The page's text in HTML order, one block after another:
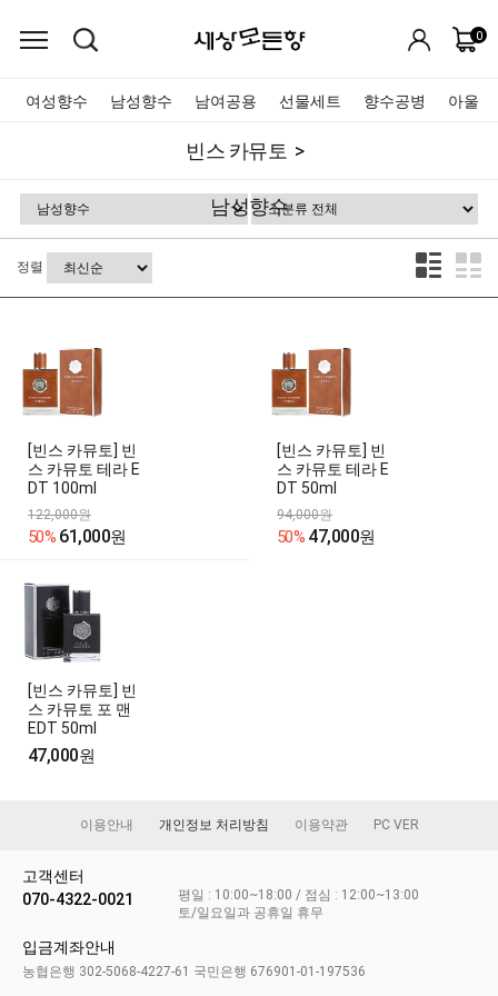
0
여성향수 남성향수 남여공용 선물세트 향수공병 아울렛
빈스 카뮤토
남성향수
정렬
[빈스 카뮤토] 빈
스 카뮤토 테라 E
DT 100ml
122,000원
50% 61,000원
[빈스 카뮤토] 빈
스 카뮤토 테라 E
DT 50ml
94,000원
50% 47,000원
[빈스 카뮤토] 빈
스 카뮤토 포 맨
EDT 50ml
47,000원
이용안내 개인정보 처리방침 이용약관 PC VER
고객센터
070-4322-0021
평일 : 10:00~18:00 / 점심 : 12:00~13:00
토/일요일과 공휴일 휴무
입금계좌안내
농협은행 302-5068-4227-61 국민은행 676901-01-197536